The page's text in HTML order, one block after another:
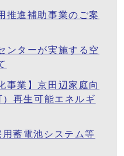
推進補助事業のご案
ンターが実施する空
事業】京田辺家庭向
再生可能エネルギ
蓄電池システム等